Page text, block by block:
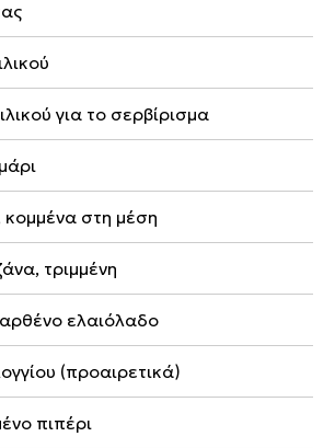
για το σερβίρισμα
κομμένα στη μέση
τριμμένη
ελαιόλαδο
(προαιρετικά)
πιπέρι